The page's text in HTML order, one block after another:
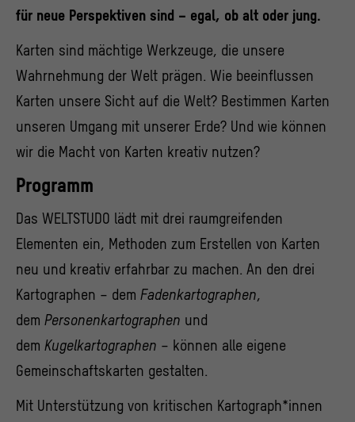
für neue Perspektiven sind – egal, ob alt oder jung.
Karten sind mächtige Werkzeuge, die unsere
Wahrnehmung der Welt prägen. Wie beeinflussen
Karten unsere Sicht auf die Welt? Bestimmen Karten
unseren Umgang mit unserer Erde? Und wie können
wir die Macht von Karten kreativ nutzen?
Programm
Das WELTSTUDO lädt mit drei raumgreifenden
Elementen ein, Methoden zum Erstellen von Karten
neu und kreativ erfahrbar zu machen. An den drei
Kartographen – dem Fadenkartographen,
dem Personenkartographen und
dem Kugelkartographen – können alle eigene
Gemeinschaftskarten gestalten.
Mit Unterstützung von kritischen Kartograph*innen